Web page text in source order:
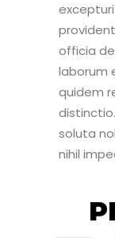
officia
laborum
quidem
soluta
nihil